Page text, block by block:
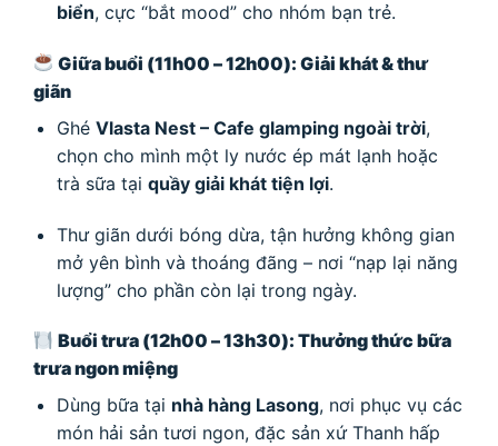
biển, cực “bắt mood” cho nhóm bạn trẻ.
Giữa buổi (11h00 – 12h00): Giải khát & thư
giãn
Ghé Vlasta Nest – Cafe glamping ngoài trời,
chọn cho mình một ly nước ép mát lạnh hoặc
trà sữa tại quầy giải khát tiện lợi.
Thư giãn dưới bóng dừa, tận hưởng không gian
mở yên bình và thoáng đãng – nơi “nạp lại năng
lượng” cho phần còn lại trong ngày.
Buổi trưa (12h00 – 13h30): Thưởng thức bữa
trưa ngon miệng
Dùng bữa tại nhà hàng Lasong, nơi phục vụ các
món hải sản tươi ngon, đặc sản xứ Thanh hấp